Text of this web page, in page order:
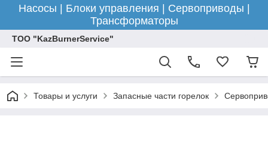
Насосы | Блоки управления | Сервоприводы |
Трансформаторы
ТОО "KazBurnerService"
Товары и услуги Запасные части горелок